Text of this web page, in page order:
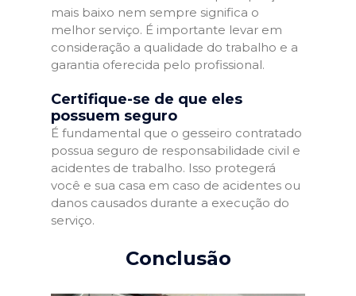
mais baixo nem sempre significa o
melhor serviço. É importante levar em
consideração a qualidade do trabalho e a
garantia oferecida pelo profissional.
Certifique-se de que eles
possuem seguro
É fundamental que o gesseiro contratado
possua seguro de responsabilidade civil e
acidentes de trabalho. Isso protegerá
você e sua casa em caso de acidentes ou
danos causados durante a execução do
serviço.
Conclusão